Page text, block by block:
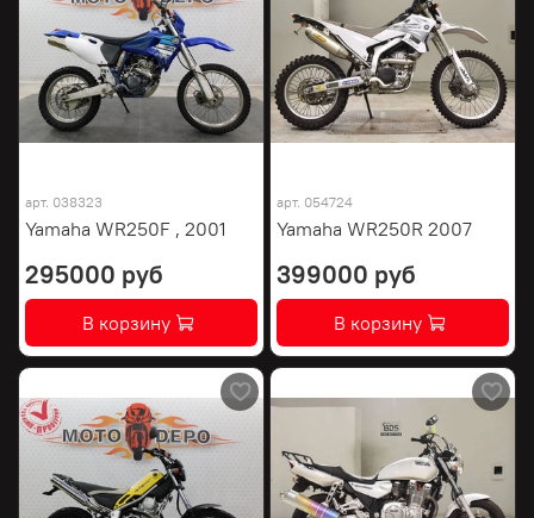
арт. 038323
Yamaha WR250F , 2001
295000 руб
В корзину
арт. 054724
Yamaha WR250R 2007
399000 руб
В корзину